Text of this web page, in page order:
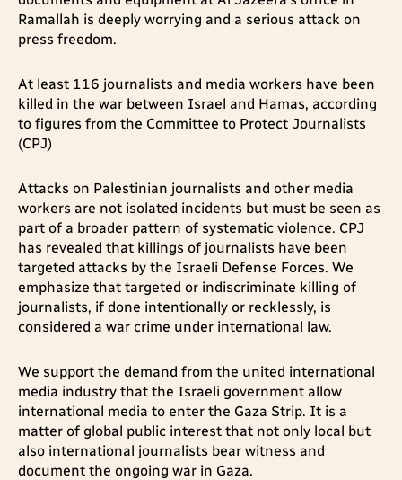
Ramallah is deeply worrying and a serious attack on
press freedom.
At least 116 journalists and media workers have been
killed in the war between Israel and Hamas, according
to figures from the Committee to Protect Journalists
(CPJ)
Attacks on Palestinian journalists and other media
workers are not isolated incidents but must be seen as
part of a broader pattern of systematic violence. CPJ
has revealed that killings of journalists have been
targeted attacks by the Israeli Defense Forces. We
emphasize that targeted or indiscriminate killing of
journalists, if done intentionally or recklessly, is
considered a war crime under international law.
We support the demand from the united international
media industry that the Israeli government allow
international media to enter the Gaza Strip. It is a
matter of global public interest that not only local but
also international journalists bear witness and
document the ongoing war in Gaza.